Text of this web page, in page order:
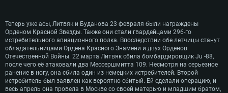
Теперь уже асы, Литвяк и Буданова 23 февраля были награждены
Орденом Красной Звезды. Также они стали гвардейцами 296-го
истребительного авиационного полка. Впоследствии обе летчицы станут
обладательницами Ордена Красного Знамени и двух Орденов
Отечественной Войны. 22 марта Литвяк сбила бомбардировщик Ju -88,
после чего её атаковали два Мессершмитта 109. Несмотря на серьезное
ранение в ногу, она сбила один из немецких истребителей. Второй
истребитель был заявлен как вероятно сбитый. Ей сделали операцию, и
весь апрель она провела в Москве со своей матерью и младшим братом,